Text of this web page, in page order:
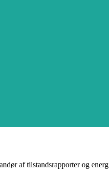
af tilstandsrapporter og